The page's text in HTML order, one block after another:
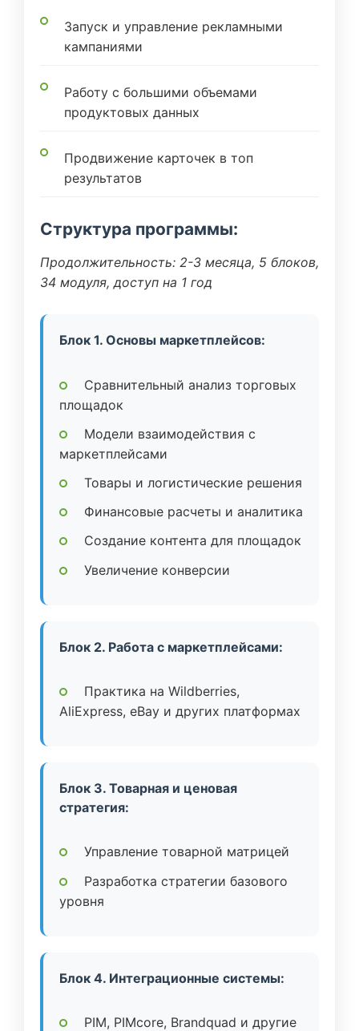
Запуск и управление рекламными
кампаниями
Работу с большими объемами
продуктовых данных
Продвижение карточек в топ
результатов
Структура программы:
Продолжительность: 2-3 месяца, 5 блоков,
34 модуля, доступ на 1 год
Блок 1. Основы маркетплейсов:
Сравнительный анализ торговых
площадок
Модели взаимодействия с
маркетплейсами
Товары и логистические решения
Финансовые расчеты и аналитика
Создание контента для площадок
Увеличение конверсии
Блок 2. Работа с маркетплейсами:
Практика на Wildberries,
AliExpress, eBay и других платформах
Блок 3. Товарная и ценовая
стратегия:
Управление товарной матрицей
Разработка стратегии базового
уровня
Блок 4. Интеграционные системы:
PIM, PIMcore, Brandquad и другие